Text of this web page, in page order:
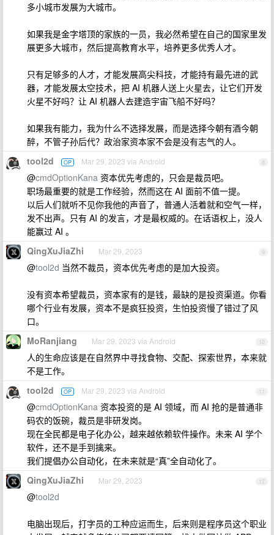
多小城市发展为大城市。
如果我是金字塔顶的家族的一员，我必然希望在自己的国家里发
展更多大城市，然后提高教育水平，培养更多优秀人才。
只有足够多的人才，才能发展高尖科技，才能持有最先进的武
器，才能发展太空技术，把 AI 机器人送上火星去，让它们开发
火星不好吗？让 AI 机器人去建造宇宙飞船不好吗？
如果我有能力，我为什么不选择发展，而是选择今朝有酒今朝
醉，不管子孙后代？政治家资本家不会是没有志气的人。
8
tool2d OP Mar 29, 2023 via Android
@cmdOptionKana 资本优先考虑的，只会是裁员吧。
职场最重要的就是工作经验，然而这在 AI 面前不值一提。
以后人们就听不见你我他的声音了，普通人活着就和空气一样，
发不出声。只有 AI 的发言，才是最权威的。在话语权上，没人
能赢过 AI 。
9
QingXuJiaZhi Mar 29, 2023
@tool2d 当然不裁员，资本优先考虑的是加大投资。
没有资本希望裁员，资本家有的是钱，最缺的是投资渠道。你看
哪个行业有发展，资本不是疯狂投资，生怕投资慢了错过了风
口。
10
MoRanjiang Mar 29, 2023 via Android
人的生命应该是在自然界中寻找食物、交配、探索世界，本来就
不是工作。
11
tool2d OP Mar 29, 2023 via Android
@cmdOptionKana 资本投资的是 AI 领域，而 AI 抢的是普通非
码农的饭碗，裁员是非研发岗。
现在全民都是电子化办公，越来越依赖软件操作。未来 AI 学个
软件，还不是手到擒来。
我们提倡办公自动化，在未来就是“真”全自动化了。
12
QingXuJiaZhi Mar 29, 2023
@tool2d
电脑出现后，打字员的工种应运而生，后来则是程序员这个职业